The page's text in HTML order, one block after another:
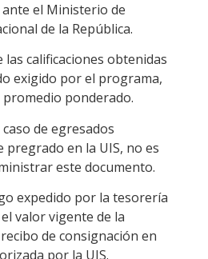
el Ministerio de
de la República.
las calificaciones obtenidas
exigido por el programa,
ponderado.
caso de egresados
pregrado en la UIS, no es
este documento.
expedido por la tesorería
valor vigente de la
de consignación en
por la UIS.